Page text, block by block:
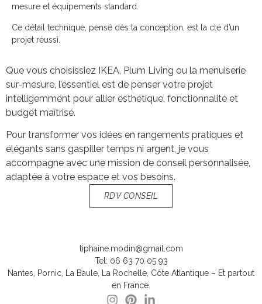
mesure et équipements standard.
Ce détail technique, pensé dès la conception, est la clé d’un
projet réussi.
Que vous choisissiez IKEA, Plum Living ou la menuiserie
sur-mesure, l’essentiel est de penser votre projet
intelligemment pour allier esthétique, fonctionnalité et
budget maîtrisé.
Pour transformer vos idées en rangements pratiques et
élégants sans gaspiller temps ni argent, je vous
accompagne avec une mission de conseil personnalisée,
adaptée à votre espace et vos besoins.
RDV CONSEIL
tiphaine.modin@gmail.com
Tel: 06 63 70 05 93
Nantes, Pornic, La Baule, La Rochelle, Côte Atlantique – Et partout
en France.